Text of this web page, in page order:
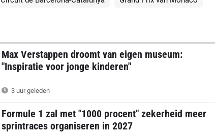
Max Verstappen droomt van eigen museum:
"Inspiratie voor jonge kinderen"
3 uur geleden
Formule 1 zal met "1000 procent" zekerheid meer
sprintraces organiseren in 2027